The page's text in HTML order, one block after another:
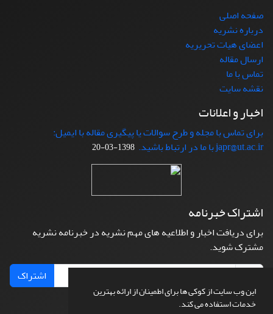
این وب سایت از کوکی ها برای اطمینان از ارائه بهترین
خدمات استفاده می کند.
صفحه اصلی
درباره نشریه
اعضای هیات تحریریه
ارسال مقاله
تماس با ما
نقشه سایت
اخبار و اعلانات
برای تماس با مجله و طرح سوالات یا پیگیری مقاله با ایمیل:
japr@ut.ac.ir با ما در ارتباط باشید.
1398-03-20
اشتراک خبرنامه
برای دریافت اخبار و اطلاعیه های مهم نشریه در خبرنامه نشریه
مشترک شوید.
اشتراک